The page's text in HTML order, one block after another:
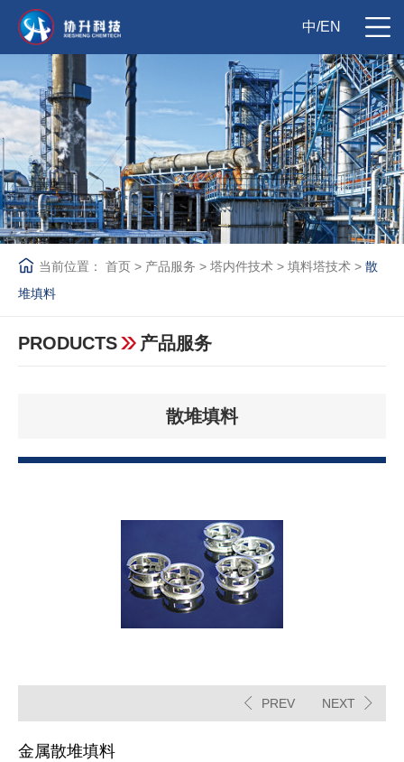
中/EN
当前位置： 首页 > 产品服务 > 塔内件技术 > 填料塔技术 > 散
堆填料
PRODUCTS 产品服务
散堆填料
PREV NEXT
金属散堆填料